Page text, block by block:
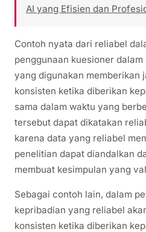
AI yang Efisien dan
Contoh nyata dari reliabel
penggunaan kuesioner
yang digunakan memberikan
konsisten ketika diberikan
sama dalam waktu yang
tersebut dapat dikatakan
karena data yang reliabel
penelitian dapat diandalkan
membuat kesimpulan yang
Sebagai contoh lain, dalam
kepribadian yang reliabel
konsisten ketika diberikan